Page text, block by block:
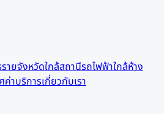
ายจังหวัดใกล้สถานีรถไฟฟ้าใกล้ห้าง
ค่าบริการเกี่ยวกับเรา